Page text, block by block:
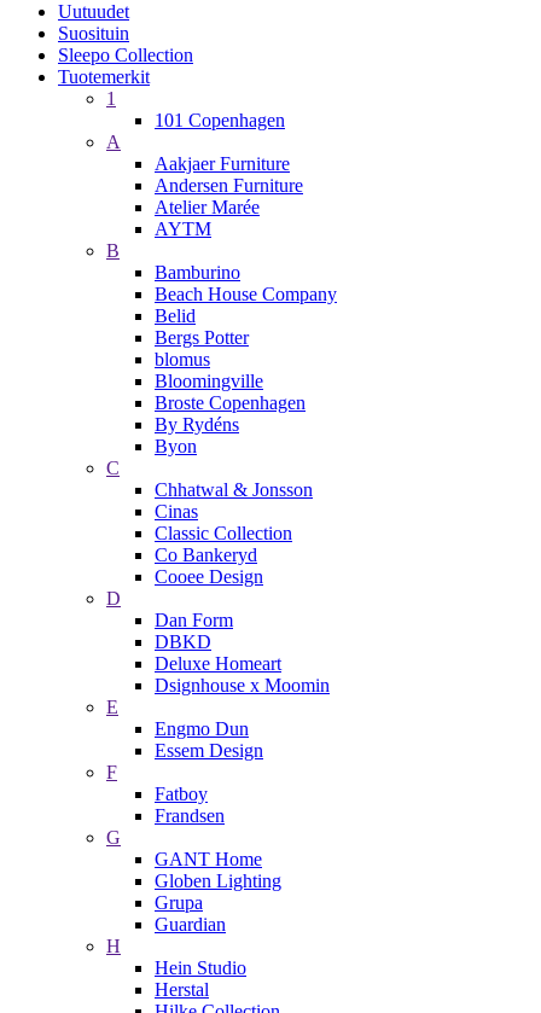
Uutuudet
Suosituin
Sleepo Collection
Tuotemerkit
1
101 Copenhagen
A
Aakjaer Furniture
Andersen Furniture
Atelier Marée
AYTM
B
Bamburino
Beach House Company
Belid
Bergs Potter
blomus
Bloomingville
Broste Copenhagen
By Rydéns
Byon
C
Chhatwal & Jonsson
Cinas
Classic Collection
Co Bankeryd
Cooee Design
D
Dan Form
DBKD
Deluxe Homeart
Dsignhouse x Moomin
E
Engmo Dun
Essem Design
F
Fatboy
Frandsen
G
GANT Home
Globen Lighting
Grupa
Guardian
H
Hein Studio
Herstal